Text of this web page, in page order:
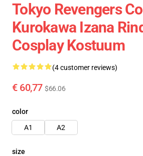
Tokyo Revengers
Kurokawa Izana
Cosplay Kostuum
(4 customer reviews)
€ 60,77 $66.06
color
A1
A2
size